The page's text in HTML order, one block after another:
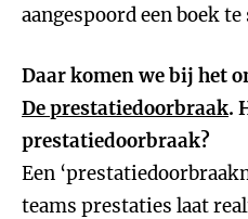
aangespoord een boek
Daar komen we bij het
De prestatiedoorbraak.
prestatiedoorbraak?
Een
teams prestaties laat